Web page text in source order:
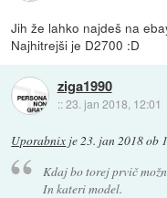
Jih že lahko najdeš na
Najhitrejši je D2700 :D
ziga1990
::23. jan 2018, 12:01
Uporabnix je23. jan 2018 ob
Kdaj bo torej prvič
In kateri model.